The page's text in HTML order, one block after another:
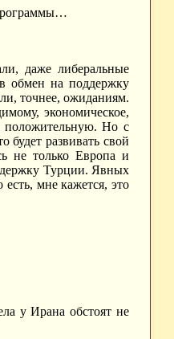
даже либеральные
обмен на поддержку
точнее, ожиданиям.
экономическое,
положительную. Но с
будет развивать свой
не только Европа и
Турции. Явных
мне кажется, это
у Ирана обстоят не